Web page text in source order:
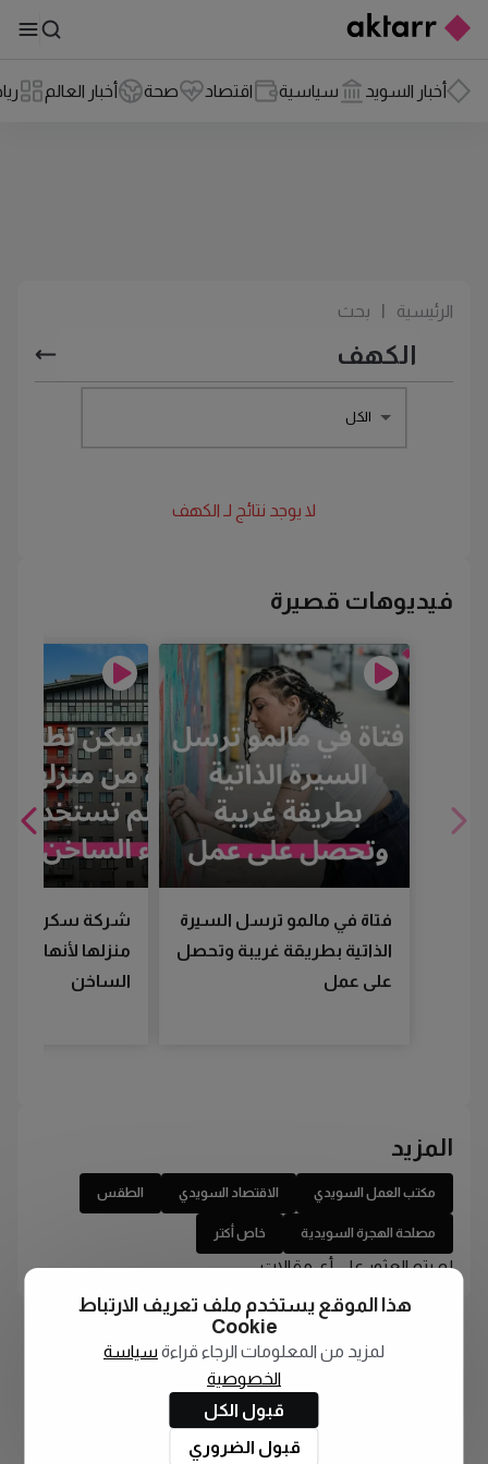
أخبار السويد سياسية اقتصاد صحة أخبار العالم
الرئيسية بحث
الكل
لا يوجد نتائج لـ الكهف
فيديوهات قصيرة
فتاة في مالمو ترسل السيرة
الذاتية بطريقة غريبة وتحصل
على عمل
شركة سكن
منزلها لأنها لم
الساخن
المزيد
مكتب العمل السويدي الاقتصاد السويدي الطقس
مصلحة الهجرة السويدية خاص أكتر
لم يتم العثور على أي مقالات
هذا الموقع يستخدم ملف تعريف الارتباط
Cookie
لمزيد من المعلومات الرجاء قراءة سياسة
الخصوصية
قبول الكل
قبول الضروري